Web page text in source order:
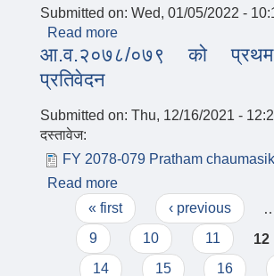
Submitted on: Wed, 01/05/2022 -
Read more
आ.व.२०७८/०७९ को प्रथम
प्रतिवेदन
Submitted on: Thu, 12/16/2021 -
दस्तावेज:
FY 2078-079 Pratham
Read more
प्रतिवेदन
Pages
« first ‹ previous
9
10 11 12
14
15 16